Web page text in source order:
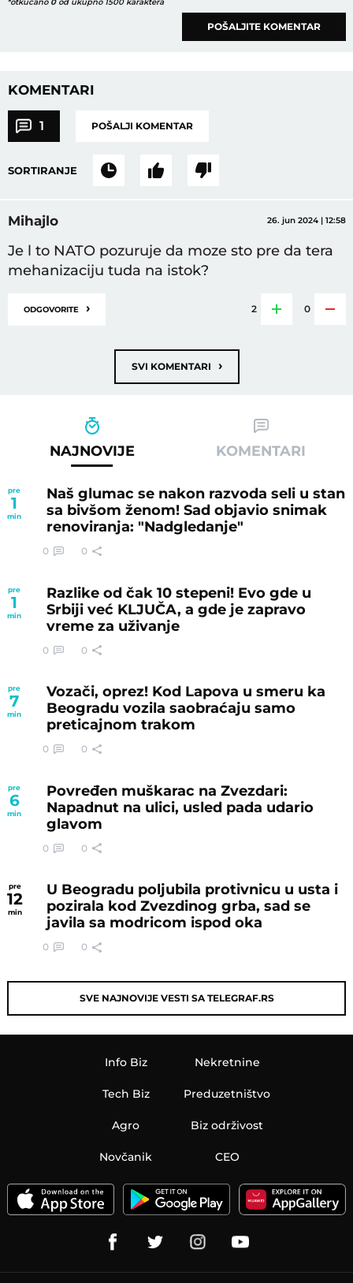
POŠALJITE KOMENTAR
KOMENTARI
1 POŠALJI KOMENTAR
SORTIRANJE
Mihajlo 26. jun 2024 | 12:58
Je l to NATO pozuruje da moze sto pre da tera
mehanizaciju tuda na istok?
ODGOVORITE › 2 0
SVI KOMENTARI ›
NAJNOVIJE KOMENTARI
pre
1
min
Naš glumac se nakon razvoda seli u stan
sa bivšom ženom! Sad objavio snimak
renoviranja: "Nadgledanje"
0 0
pre
1
min
Razlike od čak 10 stepeni! Evo gde u
Srbiji već KLJUČA, a gde je zapravo
vreme za uživanje
0 0
pre
7
min
Vozači, oprez! Kod Lapova u smeru ka
Beogradu vozila saobraćaju samo
preticajnom trakom
0 0
pre
6
min
Povređen muškarac na Zvezdari:
Napadnut na ulici, usled pada udario
glavom
0 0
pre
12
min
U Beogradu poljubila protivnicu u usta i
pozirala kod Zvezdinog grba, sad se
javila sa modricom ispod oka
0 0
SVE NAJNOVIJE VESTI SA TELEGRAF.RS
Info Biz
Tech Biz
Agro
Nekretnine
Preduzetništvo
Biz održivost
Novčanik CEO